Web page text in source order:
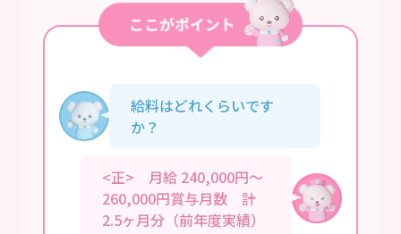
給料はどれくらいです
か？
<正> 月給 240,000円～
260,000円賞与月数 計
2.5ヶ月分（前年度実績）